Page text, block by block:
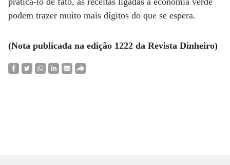
podem trazer muito mais dígitos do que se espera.
(Nota publicada na edição 1222 da Revista Dinheiro)